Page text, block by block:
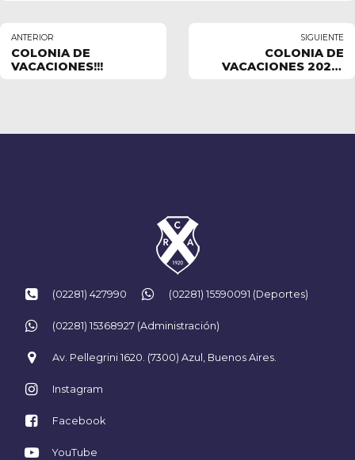
ANTERIOR
COLONIA DE
VACACIONES!!!
SIGUIENTE
COLONIA DE
VACACIONES 2022-
(02281) 427990 (02281) 15590091 (Deportes)
(02281) 15368927 (Administración)
Av. Pellegrini 1620. (7300) Azul, Buenos Aires.
Instagram
Facebook
YouTube